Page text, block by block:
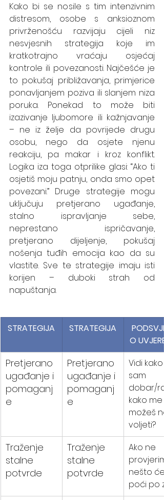
Kako bi se nosile s tim intenzivnim
distresom, osobe s anksioznom
privrženošću razvijaju cijeli niz
nesvjesnih strategija koje im
kratkotrajno vraćaju osjećaj
kontrole ili povezanosti. Najčešće je
to pokušaj približavanja, primjerice
ponavljanjem poziva ili slanjem niza
poruka. Ponekad to može biti
izazivanje ljubomore ili kažnjavanje
– ne iz želje da povrijede drugu
osobu, nego da osjete njenu
reakciju, pa makar i kroz konflikt.
Logika iza toga otprilike glasi: “Ako ti
osjetiš moju patnju, onda smo opet
povezani.” Druge strategije mogu
uključuju pretjerano ugađanje,
stalno ispravljanje sebe,
neprestano ispričavanje,
pretjerano dijeljenje, pokušaj
nošenja tuđih emocija kao da su
vlastite. Sve te strategije imaju isti
korijen – duboki strah od
napuštanja.
STRATEGIJA STRATEGIJA
O
Pretjerano
ugađanje i
pomaganj
e
Pretjerano
ugađanje i
pomaganj
e
Vidi kako
sam
dobar/
kako me
možeš
voljeti?
Traženje
stalne
potvrde
Traženje
stalne
potvrde
Ako ne
provjerim,
nešto će
poći po